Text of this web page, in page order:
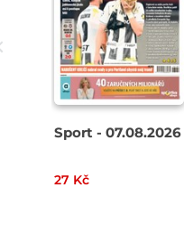
Sport - 07.08.2026
27 Kč